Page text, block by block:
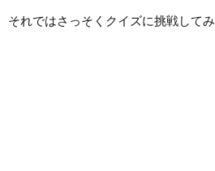
それではさっそくクイズに挑戦してみ